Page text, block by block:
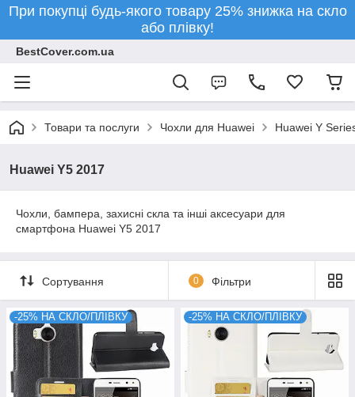
При покупці будь-якого товару 25% знижка на скло
або плівку!
BestCover.com.ua
Товари та послуги Чохли для Huawei Huawei Y
Huawei Y5 2017
Чохли, бампера, захисні скла та інші аксесуари для
смартфона Huawei Y5 2017
Сортування 0 Фільтри
-25% НА СКЛО/ПЛІВКУ -25% НА СКЛО/ПЛІВКУ